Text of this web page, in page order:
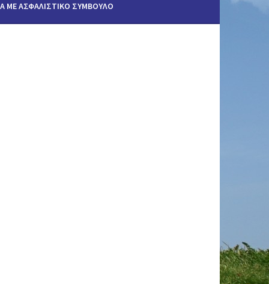
ΜΕ ΑΣΦΑΛΙΣΤΙΚΟ ΣΥΜΒΟΥΛΟ